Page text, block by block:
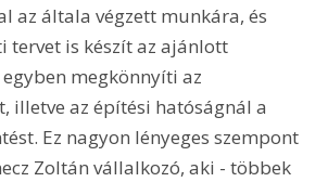
az általa végzett munkára, és
tervet is készít az ajánlott
megkönnyíti az
illetve az építési hatóságnál a
Ez nagyon lényeges szempont
Zoltán vállalkozó, aki - többek